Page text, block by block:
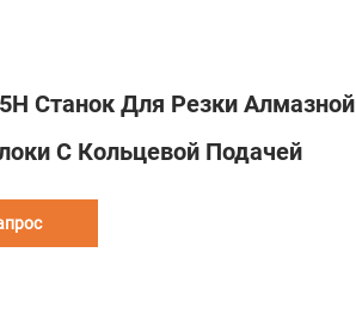
Станок Для Резки Алмазной
С Кольцевой Подачей